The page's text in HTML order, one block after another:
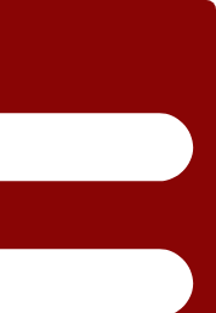
پرش